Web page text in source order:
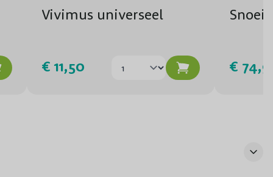
Vivimus universeel
€ 11,50 €